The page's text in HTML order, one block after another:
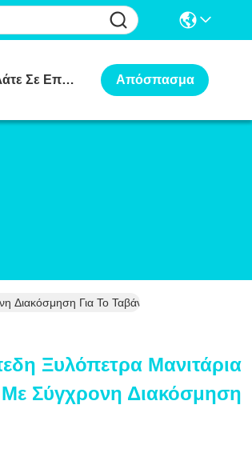
Μας Ελάτε Σε Επαφή Με Απόσπασμα
Για Το Ταβάνι
Ξυλόπετρα Μανιτάρια
Σύγχρονη Διακόσμηση